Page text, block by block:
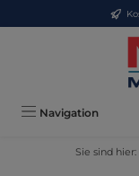
Zum Hauptinhalt
Navigation
Sie sind hier: